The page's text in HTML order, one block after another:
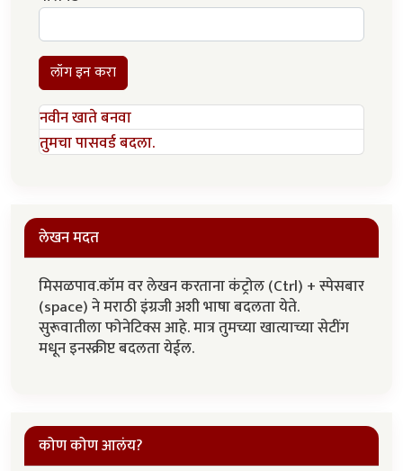
लॉग इन करा
नवीन खाते बनवा
तुमचा पासवर्ड बदला.
लेखन मदत
मिसळपाव.कॉम वर लेखन करताना कंट्रोल (Ctrl) + स्पेसबार
(space) ने मराठी इंग्रजी अशी भाषा बदलता येते.
सुरूवातीला फोनेटिक्स आहे. मात्र तुमच्या खात्याच्या सेटींग
मधून इनस्क्रीप्ट बदलता येईल.
कोण कोण आलंय?